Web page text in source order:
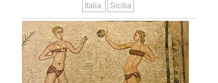
Italia Sicilia